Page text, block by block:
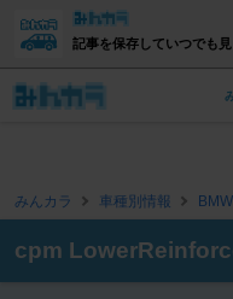
記事を保存していつでも見
みんカラ 車種別情報 BMW
cpm